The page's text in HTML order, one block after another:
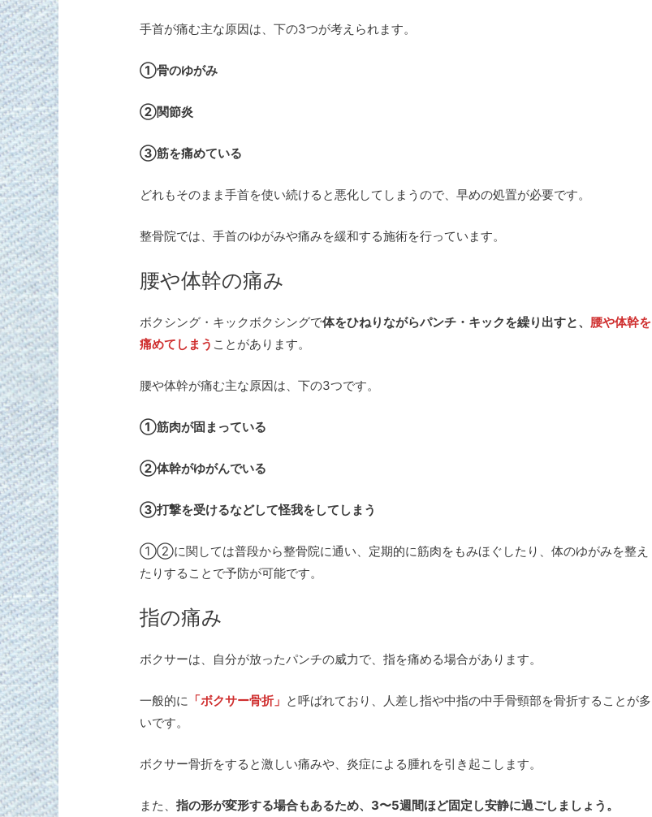
手首が痛む主な原因は、下の3つが考えられます。
①骨のゆがみ
②関節炎
③筋を痛めている
どれもそのまま手首を使い続けると悪化してしまうので、早めの処置が必要です。
整骨院では、手首のゆがみや痛みを緩和する施術を行っています。
腰や体幹の痛み
ボクシング・キックボクシングで体をひねりながらパンチ・キックを繰り出すと、 腰や体幹を
痛めてしまう ことがあります。
腰や体幹が痛む主な原因は、下の3つです。
①筋肉が固まっている
②体幹がゆがんでいる
③打撃を受けるなどして怪我をしてしまう
①②に関しては普段から整骨院に通い、定期的に筋肉をもみほぐしたり、体のゆがみを整え
たりすることで予防が可能です。
指の痛み
ボクサーは、自分が放ったパンチの威力で、指を痛める場合があります。
一般的に 「ボクサー骨折」 と呼ばれており、人差し指や中指の中手骨頸部を骨折することが多
いです。
ボクサー骨折をすると激しい痛みや、炎症による腫れを引き起こします。
また、指の形が変形する場合もあるため、3〜5週間ほど固定し安静に過ごしましょう。